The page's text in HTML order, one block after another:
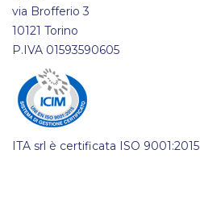
via Brofferio 3
10121 Torino
P.IVA 01593590605
ITA srl è certificata ISO 9001:2015